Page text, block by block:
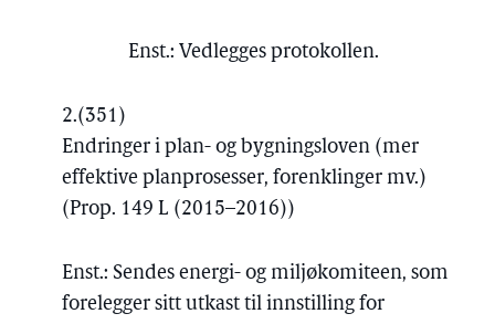
Enst.: Vedlegges protokollen.
2.(351)
Endringer i plan- og bygningsloven (mer
effektive planprosesser, forenklinger mv.)
(Prop. 149 L (2015–2016))
Enst.: Sendes energi- og miljøkomiteen, som
forelegger sitt utkast til innstilling for